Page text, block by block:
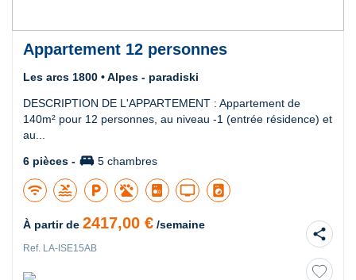
Appartement 12 personnes
Les arcs 1800 • Alpes - paradiski
DESCRIPTION DE L'APPARTEMENT : Appartement de
140m² pour 12 personnes, au niveau -1 (entrée résidence) et
au...
6 pièces - king_bed 5 chambres
wifi pool local_parking tv local_laundry_service
À partir de 2417,00 € /semaine
Ref. LA-ISE15AB
share